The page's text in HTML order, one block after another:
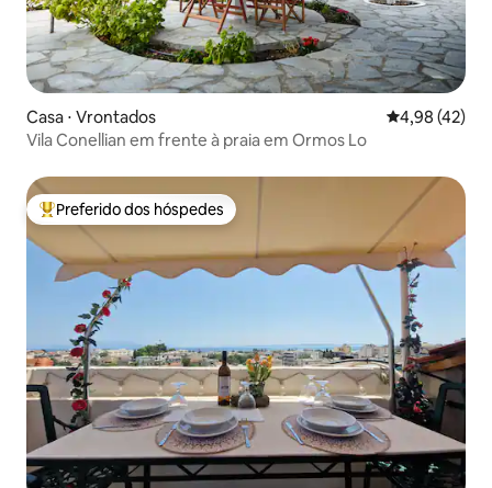
Casa ⋅ Vrontados 4,98 de uma
4,98 (42)
Vila Conellian em frente à praia em Ormos Lo
Entre os melhores preferidos dos hóspedes
Preferido dos hóspedes